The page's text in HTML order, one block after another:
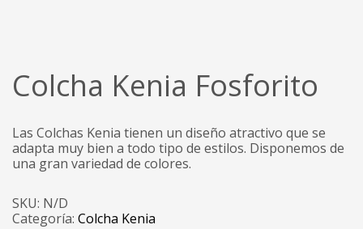
Colcha Kenia Fosforito
Las Colchas Kenia tienen un diseño atractivo que se
adapta muy bien a todo tipo de estilos. Disponemos de
una gran variedad de colores.
SKU: N/D
Categoría: Colcha Kenia